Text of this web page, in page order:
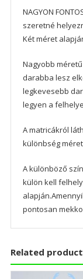
NAGYON
szeretné
Két méret
Nagyobb
darabba lesz
legkevesebb
legyen a
A matricákról
különbség
A különböző
külön kell
pontosan
Related